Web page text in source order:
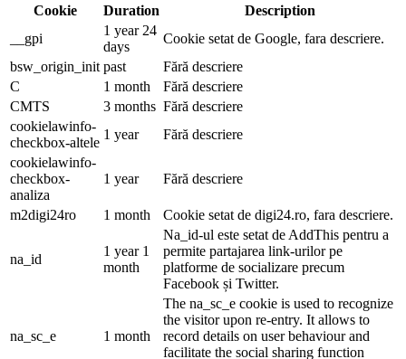
Cookie
Duration
Description
__gpi
1 year 24
days
Cookie setat de Google, fara descriere.
bsw_origin_init past
Fără descriere
C
1 month
Fără descriere
CMTS
3 months Fără descriere
cookielawinfo-
checkbox-altele
1 year
Fără descriere
cookielawinfo-
checkbox-
analiza
1 year Fără descriere
m2digi24ro 1 month Cookie setat de digi24.ro, fara descriere.
na_id
1 year 1
month
Na_id-ul este setat de AddThis pentru a
permite partajarea link-urilor pe
platforme de socializare precum
Facebook și Twitter.
na_sc_e 1 month
The na_sc_e cookie is used to recognize
the visitor upon re-entry. It allows to
record details on user behaviour and
facilitate the social sharing function